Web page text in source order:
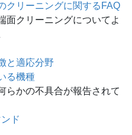
クリーニングに関するFAQ
面クリーニングについてよ
と適応分野
る機種
らかの不具合が報告されて
ド